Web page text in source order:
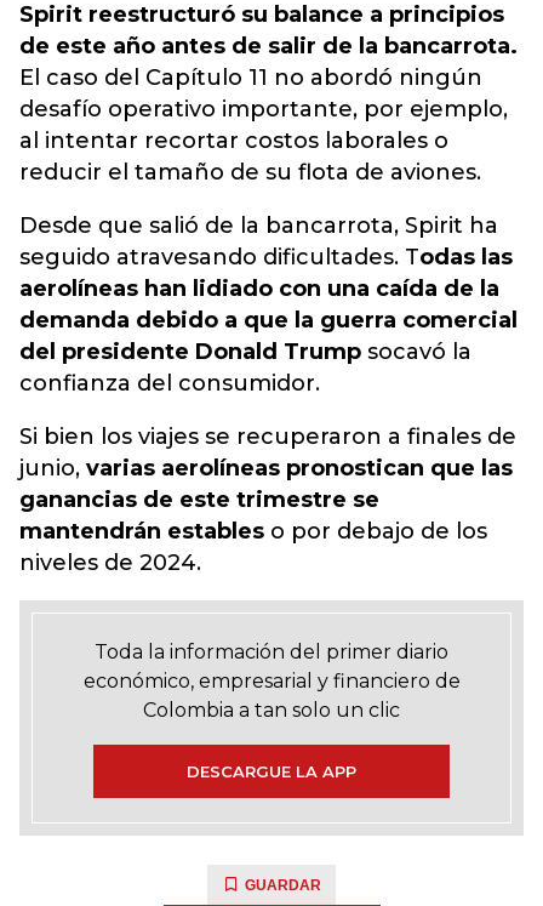
Spirit reestructuró su balance a principios
de este año antes de salir de la bancarrota.
El caso del Capítulo 11 no abordó ningún
desafío operativo importante, por ejemplo,
al intentar recortar costos laborales o
reducir el tamaño de su flota de aviones.
Desde que salió de la bancarrota, Spirit ha
seguido atravesando dificultades. Todas las
aerolíneas han lidiado con una caída de la
demanda debido a que la guerra comercial
del presidente Donald Trump socavó la
confianza del consumidor.
Si bien los viajes se recuperaron a finales de
junio, varias aerolíneas pronostican que las
ganancias de este trimestre se
mantendrán estables o por debajo de los
niveles de 2024.
Toda la información del primer diario
económico, empresarial y financiero de
Colombia a tan solo un clic
DESCARGUE LA APP
GUARDAR